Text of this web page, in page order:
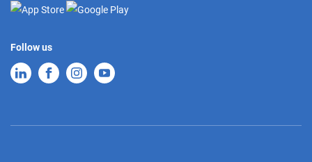
Follow us